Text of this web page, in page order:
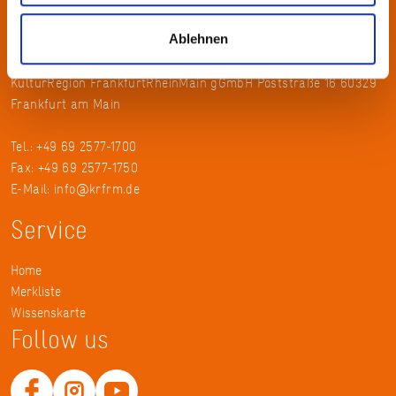
Ablehnen
KulturRegion FrankfurtRheinMain gGmbH Poststraße 16 60329
Frankfurt am Main
Tel.: +49 69 2577-1700
Fax: +49 69 2577-1750
E-Mail: info@krfrm.de
Service
Home
Merkliste
Wissenskarte
Follow us